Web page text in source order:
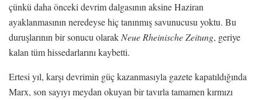
çünkü daha önceki devrim dalgasının aksine Haziran
ayaklanmasının neredeyse hiç tanınmış savunucusu yoktu. Bu
duruşlarının bir sonucu olarak Neue Rheinische Zeitung, geriye
kalan tüm hissedarlarını kaybetti.
Ertesi yıl, karşı devrimin güç kazanmasıyla gazete kapatıldığında
Marx, son sayıyı meydan okuyan bir tavırla tamamen kırmızı